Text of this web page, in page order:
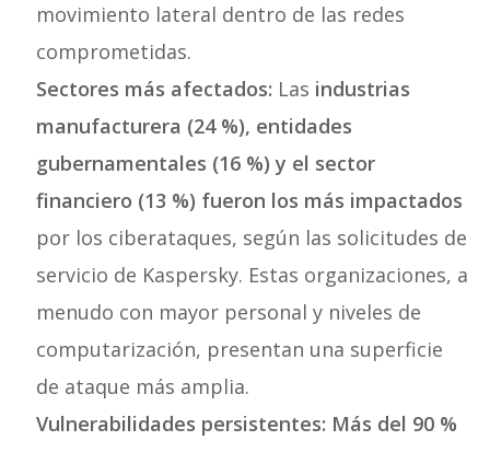
movimiento lateral dentro de las redes
comprometidas.
Sectores más afectados: Las industrias
manufacturera (24 %), entidades
gubernamentales (16 %) y el sector
financiero (13 %) fueron los más impactados
por los ciberataques, según las solicitudes de
servicio de Kaspersky. Estas organizaciones, a
menudo con mayor personal y niveles de
computarización, presentan una superficie
de ataque más amplia.
Vulnerabilidades persistentes: Más del 90 %